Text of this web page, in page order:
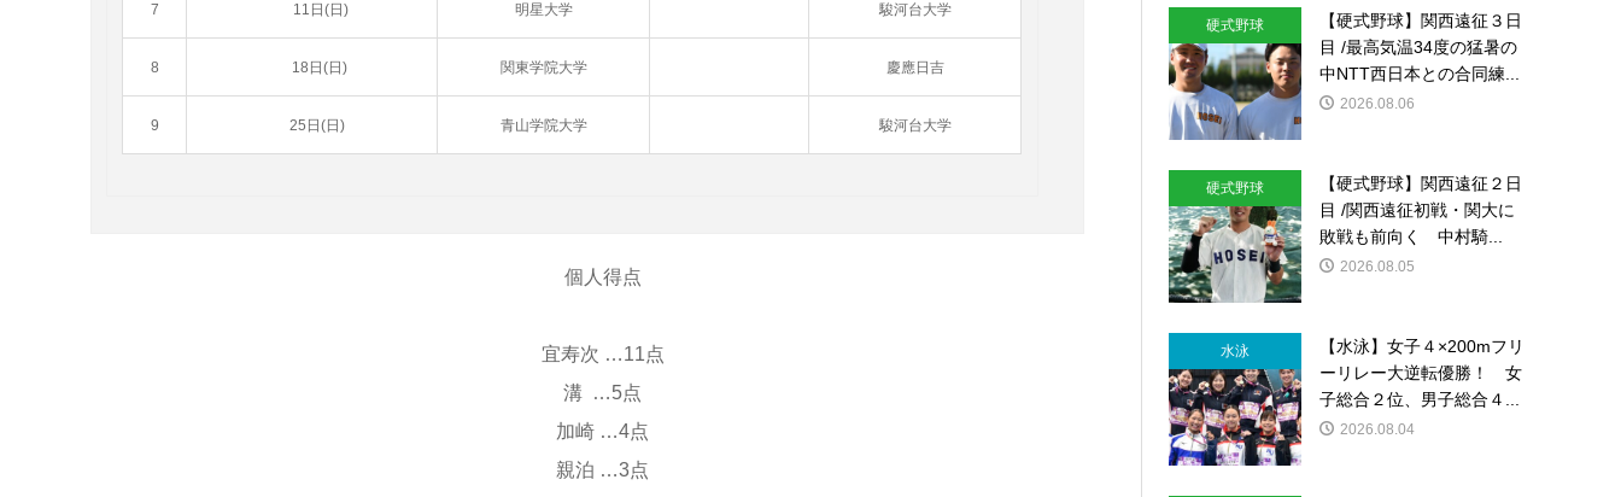
7 11日(日) 明星大学 駿河台大学
8 18日(日) 関東学院大学 慶應日吉
9 25日(日) 青山学院大学 駿河台大学
個人得点
宜寿次 …11点
溝 …5点
加崎 …4点
親泊 …3点
硬式野球
【硬式野球】関西遠征３日
目 /最高気温34度の猛暑の
中NTT西日本との合同練...
2026.08.06
硬式野球
【硬式野球】関西遠征２日
目 /関西遠征初戦・関大に
敗戦も前向く 中村騎...
2026.08.05
水泳
【水泳】女子４×200mフリ
ーリレー大逆転優勝！ 女
子総合２位、男子総合４...
2026.08.04